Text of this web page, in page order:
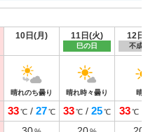
10日(月) 11日(火)
巳の日
12日
不成
晴れのち曇り 晴れ時々曇り 晴
33℃/ 27℃ 33℃/ 25℃ 33℃/